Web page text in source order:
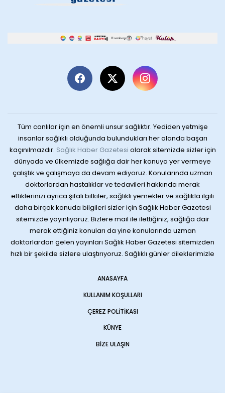
Tüm canlılar için en önemli unsur sağlıktır. Yediden yetmişe
insanlar sağlıklı olduğunda bulundukları her alanda başarı
kaçınılmazdır. Sağlık Haber Gazetesi olarak sitemizde sizler için
dünyada ve ülkemizde sağlığa dair her konuya yer vermeye
çalıştık ve çalışmaya da devam ediyoruz. Konularında uzman
doktorlardan hastalıklar ve tedavileri hakkında merak
ettiklerinizi ayrıca şifalı bitkiler, sağlıklı yemekler ve sağlıkla ilgili
daha birçok konuda bilgileri sizler için Sağlık Haber Gazetesi
sitemizde yayınlıyoruz. Bizlere mail ile ilettiğiniz, sağlığa dair
merak ettiğiniz konuları da yine konularında uzman
doktorlardan gelen yayınları Sağlık Haber Gazetesi sitemizden
hızlı bir şekilde sizlere ulaştırıyoruz. Sağlıklı günler dileklerimizle
ANASAYFA
KULLANIM KOŞULLARI
ÇEREZ POLITIKASI
KÜNYE
BIZE ULAŞIN